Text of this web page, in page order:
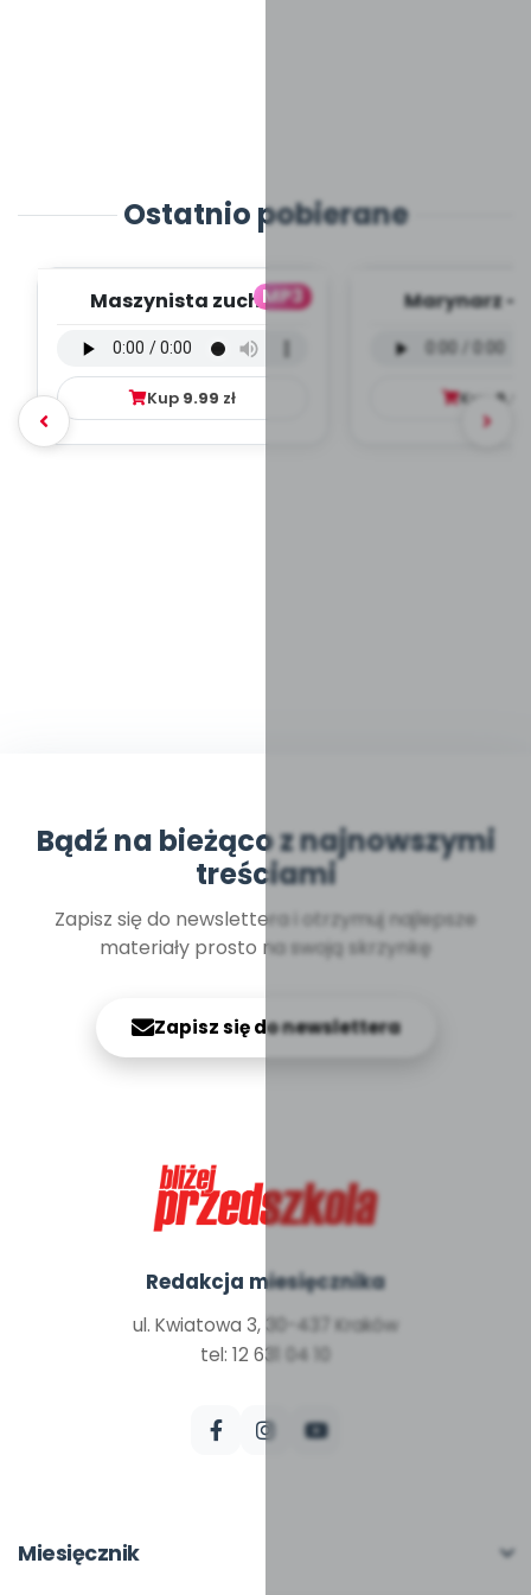
Ostatnio pobierane
MP3
Maszynista zuch -
mp3)
Kup 9.99 zł
Marynarz -
Kup 9.99
Bądź na bieżąco z najnowszymi
treściami
Zapisz się do newslettera i otrzymuj najlepsze
materiały prosto na swoją skrzynkę
Zapisz się do newslettera
Redakcja miesięcznika
ul. Kwiatowa 3, 30-437 Kraków
tel: 12 631 04 10
Miesięcznik